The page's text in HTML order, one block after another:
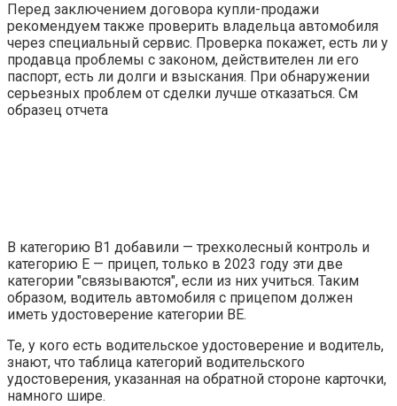
Перед заключением договора купли-продажи
рекомендуем также проверить владельца автомобиля
через специальный сервис. Проверка покажет, есть ли у
продавца проблемы с законом, действителен ли его
паспорт, есть ли долги и взыскания. При обнаружении
серьезных проблем от сделки лучше отказаться. См
образец отчета
В категорию В1 добавили — трехколесный контроль и
категорию Е — прицеп, только в 2023 году эти две
категории "связываются", если из них учиться. Таким
образом, водитель автомобиля с прицепом должен
иметь удостоверение категории ВЕ.
Те, у кого есть водительское удостоверение и водитель,
знают, что таблица категорий водительского
удостоверения, указанная на обратной стороне карточки,
намного шире.